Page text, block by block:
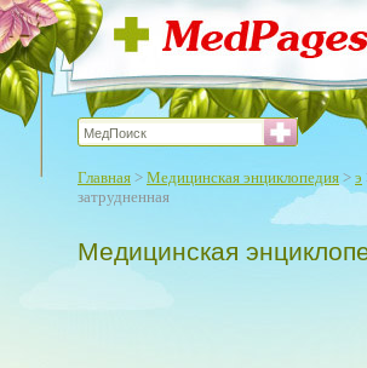
Главная > Медицинская энциклопедия > э
затрудненная
Медицинская